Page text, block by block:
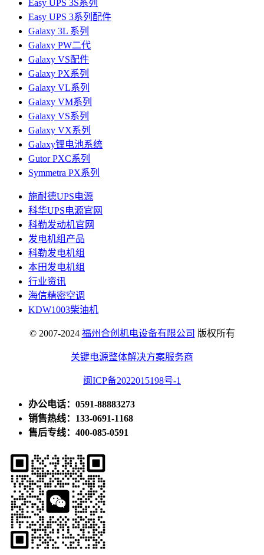
Easy UPS 3S系列
Easy UPS 3系列配件
Galaxy 3L 系列
Galaxy PW二代
Galaxy VS配件
Galaxy PX系列
Galaxy VL系列
Galaxy VM系列
Galaxy VS系列
Galaxy VX系列
Galaxy锂电池系统
Gutor PXC系列
Symmetra PX系列
施耐德UPS电源
科华UPS电源官网
科勒发动机官网
发电机组产品
科勒发电机组
本田发电机组
行业资讯
海信精密空调
KDW1003柴油机
© 2007-2024 福州合创机电设备有限公司 版权所有
关键电源整体解决方案服务商
闽ICP备2022015198号-1
办公电话：0591-88883273
销售热线：133-0691-1168
售后专线：400-085-0591